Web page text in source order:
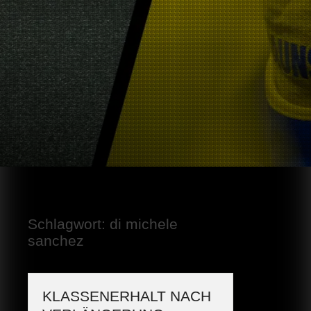
Schlagwort: di michele
sanchez
KLASSENERHALT NACH